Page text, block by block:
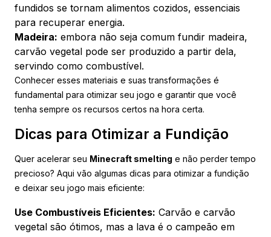
fundidos se tornam alimentos cozidos, essenciais
para recuperar energia.
Madeira: embora não seja comum fundir madeira,
carvão vegetal pode ser produzido a partir dela,
servindo como combustível.
Conhecer esses materiais e suas transformações é
fundamental para otimizar seu jogo e garantir que você
tenha sempre os recursos certos na hora certa.
Dicas para Otimizar a Fundição
Quer acelerar seu Minecraft smelting e não perder tempo
precioso? Aqui vão algumas dicas para otimizar a fundição
e deixar seu jogo mais eficiente:
Use Combustíveis Eficientes: Carvão e carvão
vegetal são ótimos, mas a lava é o campeão em